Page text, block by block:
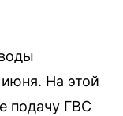
июня. На этой
подачу ГВС